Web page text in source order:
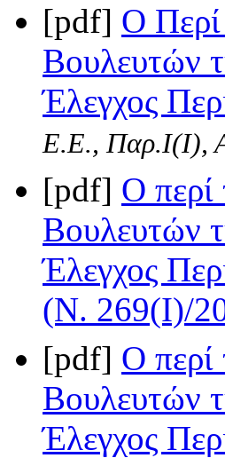
[pdf] Ο
Βουλευτών
Έλεγχος
Ε.Ε., Παρ.Ι(I),
[pdf] Ο
Βουλευτών
Έλεγχος
(Ν. 269(I)/
[pdf] Ο
Βουλευτών
Έλεγχος